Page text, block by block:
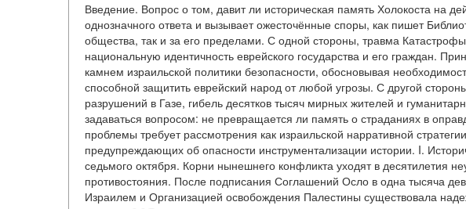
Введение. Вопрос о том, давит ли историческая память Холокоста на
однозначного ответа и вызывает ожесточённые споры, как пишет
общества, так и за его пределами. С одной стороны, травма
национальную идентичность еврейского государства и его граждан.
камнем израильской политики безопасности, обосновывая
способной защитить еврейский народ от любой угрозы. С другой
разрушений в Газе, гибель десятков тысяч мирных жителей и
задаваться вопросом: не превращается ли память о страданиях в
проблемы требует рассмотрения как израильской нарративной
предупреждающих об опасности инструментализации истории. I.
седьмого октября. Корни нынешнего конфликта уходят в десятилетия
противостояния. После подписания Соглашений Осло в одна тысяча
Израилем и Организацией освобождения Палестины существовала